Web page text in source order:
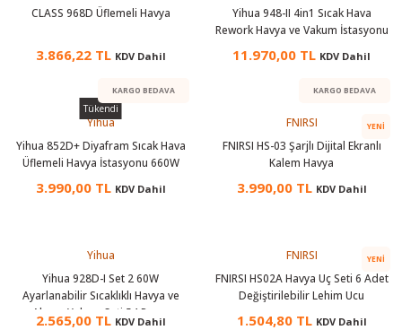
CLASS 968D Üflemeli Havya
3.866,22 TL KDV Dahil
Yihua 948-II 4in1 Sıcak Hava
Rework Havya ve Vakum İstasyonu
11.970,00 TL KDV Dahil
Tükendi
KARGO BEDAVA
Yihua
Yihua 852D+ Diyafram Sıcak Hava
Üflemeli Havya İstasyonu 660W
3.990,00 TL KDV Dahil
YENI
KARGO BEDAVA
FNIRSI
FNIRSI HS-03 Şarjlı Dijital Ekranlı
Kalem Havya
3.990,00 TL KDV Dahil
Yihua
Yihua 928D-I Set 2 60W
Ayarlanabilir Sıcaklıklı Havya ve
Ahşap Yakma Seti 54 Parça
2.565,00 TL KDV Dahil
YENI
FNIRSI
FNIRSI HS02A Havya Uç Seti 6 Adet
Değiştirilebilir Lehim Ucu
1.504,80 TL KDV Dahil